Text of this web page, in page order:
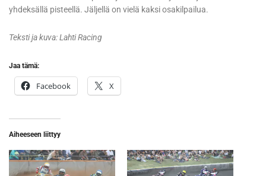
yhdeksällä pisteellä. Jäljellä on vielä kaksi osakilpailua.
Teksti ja kuva: Lahti Racing
Jaa tämä:
Facebook X
Aiheeseen liittyy